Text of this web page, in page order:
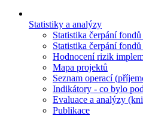
Statistiky a analýzy
Statistika čerpání
Statistika čerpání
Hodnocení rizik
Mapa projektů
Seznam operací
Indikátory - co bylo
Evaluace a analýzy
Publikace